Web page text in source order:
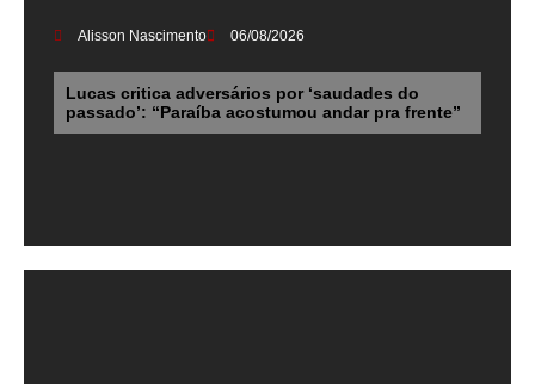
Alisson Nascimento 06/08/2026
Lucas critica adversários por ‘saudades do
passado’: “Paraíba acostumou andar pra frente”